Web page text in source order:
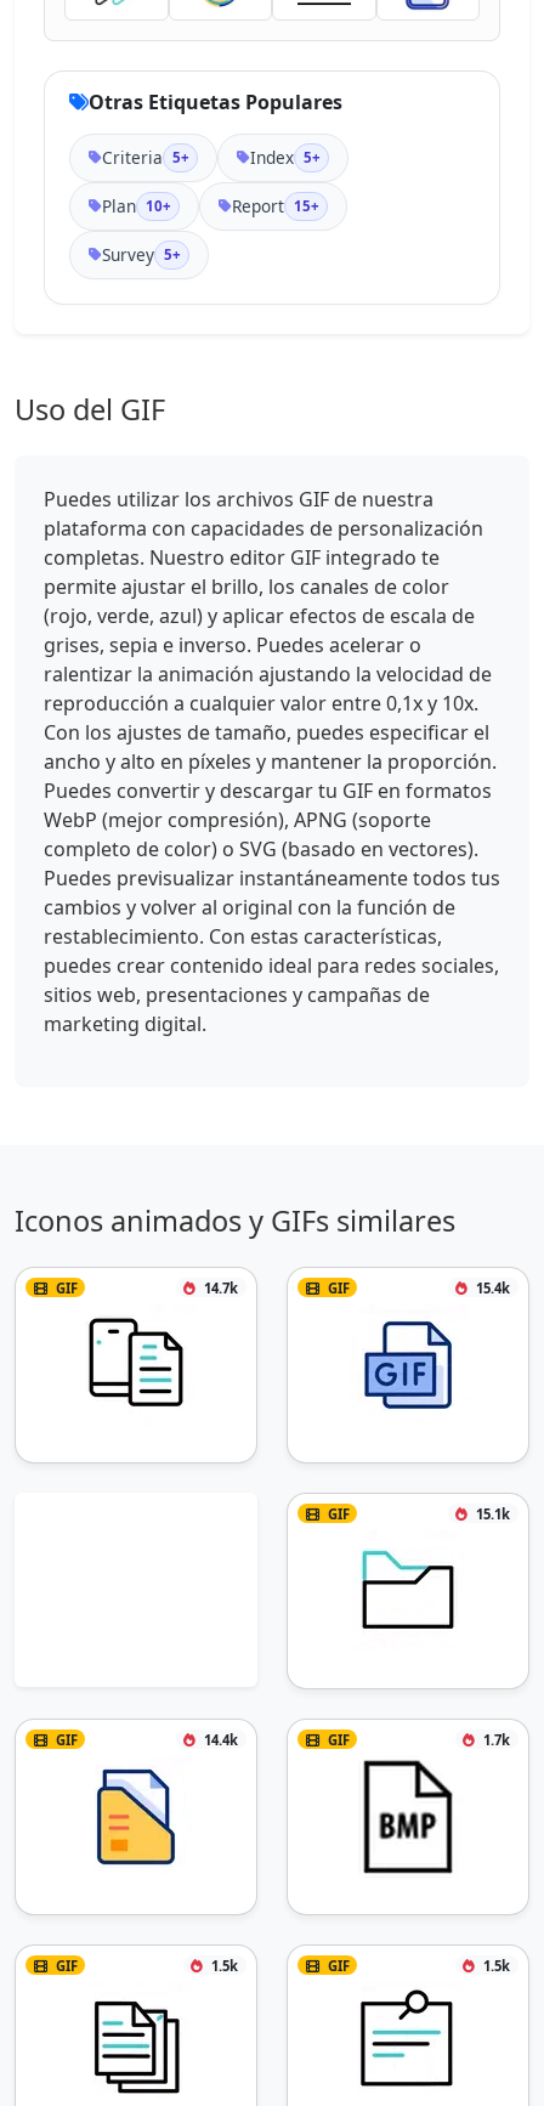
Otras Etiquetas Populares
Criteria 5+ Index 5+
Plan 10+ Report 15+
Survey 5+
Uso del GIF
Puedes utilizar los archivos GIF de nuestra
plataforma con capacidades de personalización
completas. Nuestro editor GIF integrado te
permite ajustar el brillo, los canales de color
(rojo, verde, azul) y aplicar efectos de escala de
grises, sepia e inverso. Puedes acelerar o
ralentizar la animación ajustando la velocidad de
reproducción a cualquier valor entre 0,1x y 10x.
Con los ajustes de tamaño, puedes especificar el
ancho y alto en píxeles y mantener la proporción.
Puedes convertir y descargar tu GIF en formatos
WebP (mejor compresión), APNG (soporte
completo de color) o SVG (basado en vectores).
Puedes previsualizar instantáneamente todos tus
cambios y volver al original con la función de
restablecimiento. Con estas características,
puedes crear contenido ideal para redes sociales,
sitios web, presentaciones y campañas de
marketing digital.
Iconos animados y GIFs similares
GIF 14.7k GIF 15.4k
GIF 15.1k
GIF 14.4k GIF 1.7k
GIF 1.5k GIF 1.5k